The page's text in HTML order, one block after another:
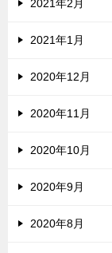
2021年2月
2021年1月
2020年12月
2020年11月
2020年10月
2020年9月
2020年8月